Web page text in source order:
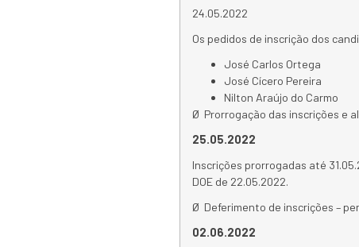
24.05.2022
Os pedidos de inscrição dos
José Carlos Ortega
José Cícero Pereira
Nilton Araújo do Carmo
Ø Prorrogação das inscrições e
25.05.2022
Inscrições prorrogadas até
DOE de 22.05.2022.
Ø Deferimento de inscrições –
02.06.2022